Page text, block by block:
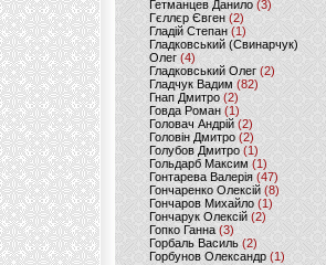
Гетманцев Данило (3)
Гєллєр Євген (2)
Гладій Степан(1)
Гладковський (Свинарчук)
Олег (4)
Гладковський Олег (2)
Гладчук Вадим (82)
Гнап Дмитро (2)
Говда Роман(1)
Головач Андрій (2)
Головін Дмитро (2)
Голубов Дмитро (1)
Гольдарб Максим(1)
Гонтарева Валерія (47)
Гончаренко Олексій(8)
Гончаров Михайло (1)
Гончарук Олексій (2)
Гопко Ганна (3)
Горбаль Василь (2)
Горбунов Олександр (1)